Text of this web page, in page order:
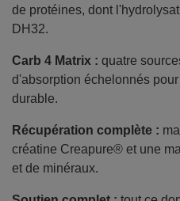
de protéines, dont
DH32.
Carb 4 Matrix : quatre
d'absorption échelonnés
durable.
Récupération complète :
créatine Creapure® et une
et de minéraux.